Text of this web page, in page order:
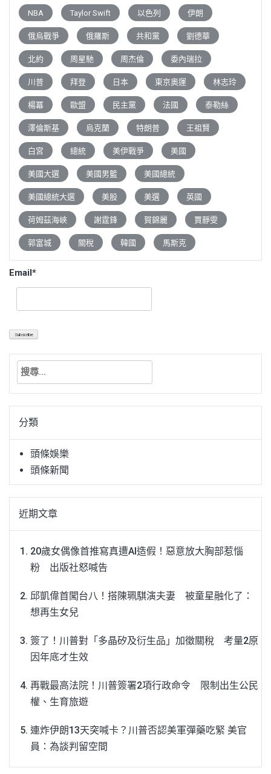
NBA Taylor Swift 以色列 伊朗
俄烏戰爭 俄羅斯 共和黨 劉德華
北約 周星馳 周杰倫 委內瑞拉
川普 拜登 日本 東京奧運 林志玲
楊冪 歐盟 民主黨 法國 泰勒絲
澤倫斯基 烏克蘭 特朗普 王祖賢
白宮 總統 美伊戰爭 美國
美國大選 美國男籃 美國總統
美國總統大選 美股 美選 英國
荷姆茲海峽 謝霆鋒 賀錦麗 賈靜雯
郭富城 關稅 韓國 馬斯克
Email*
搜
關
字:分類
頭條娛樂
頭條新聞
近期文章
20歲女偶像首推寫真遭AI造假！惡意放大胸部惹惱
粉 出版社怒喊告
邱凱偉首闖台八！搭陳珮騏演夫妻 被童星融化了：
想再生女兒
簽了！川普對「多晶矽及衍生品」加徵關稅 考量2原
因年底才生效
再戰最高法院！川普簽署2項行政命令 限制出生公民
權、生育旅遊
連炸伊朗13天突喊卡？川普否認美軍彈藥吃緊 美官
員：為談判留空間